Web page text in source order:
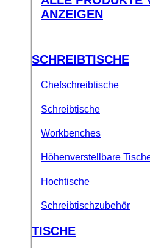
ANZEIGEN
SCHREIBTISCHE
Chefschreibtische
Schreibtische
Workbenches
Höhenverstellbare
Hochtische
Schreibtischzubehör
TISCHE